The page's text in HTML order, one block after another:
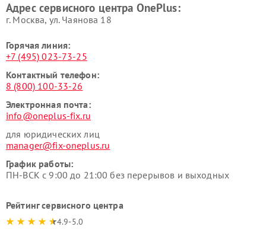
Адрес сервисного центра OnePlus:
г. Москва, ул. Чаянова 18
Горячая линия:
+7 (495) 023-73-25
Контактный телефон:
8 (800) 100-33-26
Электронная почта:
info@oneplus-fix.ru
для юридических лиц
manager@fix-oneplus.ru
График работы:
ПН-ВСК с 9:00 до 21:00 без перерывов и выходных
Рейтинг сервисного центра
4.9-5.0